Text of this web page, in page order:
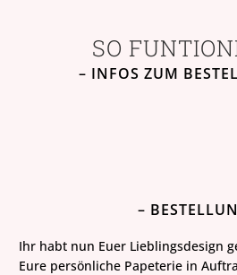
SO
– INFOS ZUM
–
Ihr habt nun Euer Lieblingsdesign
Eure persönliche Papeterie in